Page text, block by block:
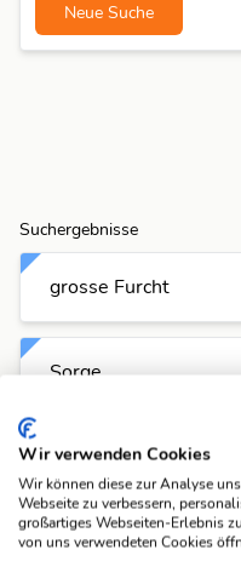
Neue Suche
Suchergebnisse
grosse Furcht
Sorge
Suchfunktionen
Die KWDB ist dein
verschiedene Arten von
Anagramme,
Wir verwenden Cookies
Wir können diese zur Analyse
Webseite zu verbessern,
großartiges Webseiten-Erlebnis
von uns verwendeten Cookies